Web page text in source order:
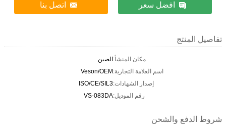
افضل سعر اتصل بنا
تفاصيل المنتج
مكان المنشأ:الصين
اسم العلامة التجارية:Veson/OEM
إصدار الشهادات:ISO/CE/SIL3
رقم الموديل:VS-083DA
شروط الدفع والشحن